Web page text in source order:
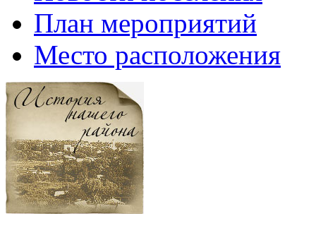
План мероприятий
Место расположения